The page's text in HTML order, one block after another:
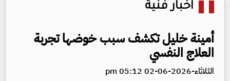
اخبار فنية
أمينة خليل تكشف سبب خوضها تجربة
العلاج النفسي
الثلاثاء-2026-06-02 05:12 pm